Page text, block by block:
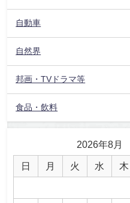
自動車
自然界
邦画・TVドラマ等
食品・飲料
2026年8月
日 月 火 水 木